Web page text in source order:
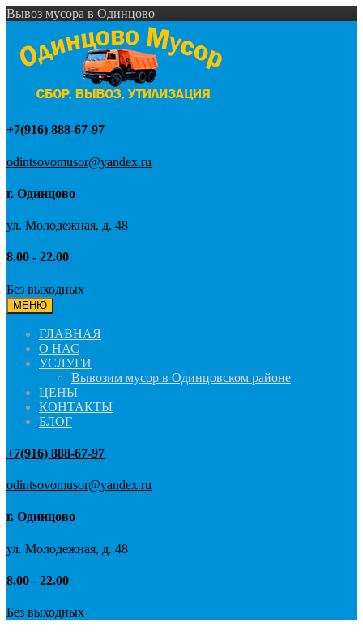
Вывоз мусора в Одинцово
+7(916) 888-67-97
odintsovomusor@yandex.ru
г. Одинцово
ул. Молодежная, д. 48
8.00 - 22.00
Без выходных
МЕНЮ
ГЛАВНАЯ
О НАС
УСЛУГИ
Вывозим мусор в Одинцовском районе
ЦЕНЫ
КОНТАКТЫ
БЛОГ
+7(916) 888-67-97
odintsovomusor@yandex.ru
г. Одинцово
ул. Молодежная, д. 48
8.00 - 22.00
Без выходных